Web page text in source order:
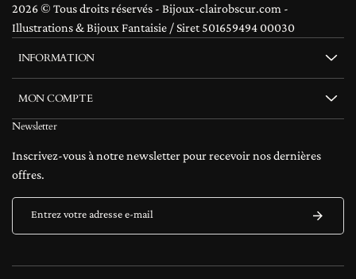
2026 © Tous droits réservés - Bijoux-clairobscur.com -
Illustrations & Bijoux Fantaisie / Siret 501659494 00030
INFORMATION
MON COMPTE
Newsletter
Inscrivez-vous à notre newsletter pour recevoir nos dernières
offres.
Entrez votre adresse e-mail